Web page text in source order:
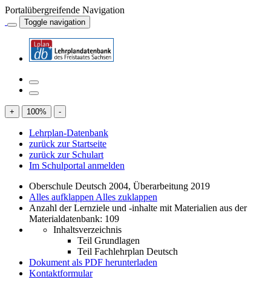
Portalübergreifende Navigation
Toggle navigation
+ 100% -
Lehrplan-Datenbank
zurück zur Startseite
zurück zur Schulart
Im Schulportal anmelden
Oberschule Deutsch 2004, Überarbeitung 2019
Alles aufklappen Alles zuklappen
Anzahl der Lernziele und -inhalte mit Materialien aus der
Materialdatenbank: 109
Inhaltsverzeichnis
Teil Grundlagen
Teil Fachlehrplan Deutsch
Dokument als PDF herunterladen
Kontaktformular